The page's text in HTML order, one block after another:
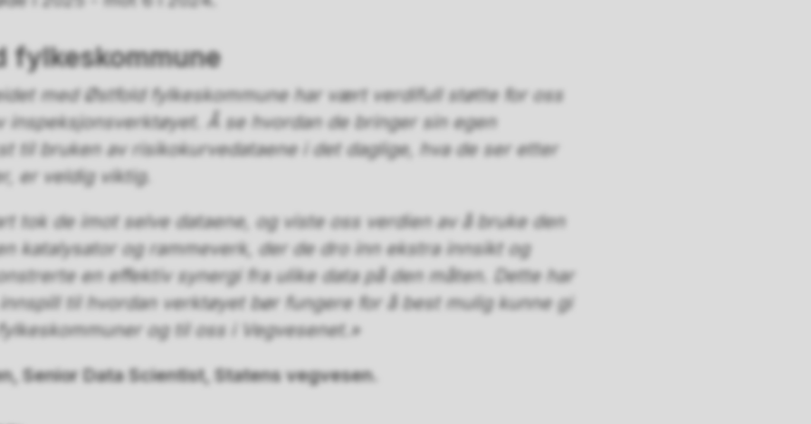
fylkeskommune
med Østfold fylkeskommune har vært verdifull støtte for oss
inspeksjonsverktøyet. Å se hvordan de bringer sin egen
til bruken av risikokurvedataene i det daglige, hva de ser etter
er veldig viktig.
tok de imot selve dataene, og viste oss verdien av å bruke den
katalysator og rammeverk, der de dro inn ekstra innsikt og
en effektiv synergi fra ulike data på den måten. Dette har
til hvordan verktøyet bør fungere for å best mulig kunne gi
og til oss i Vegvesenet.»
Senior Data Scientist, Statens vegvesen.